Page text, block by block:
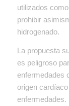
utilizados
prohibir
hidrogenado.
La propuesta
es peligroso
enfermedades
origen